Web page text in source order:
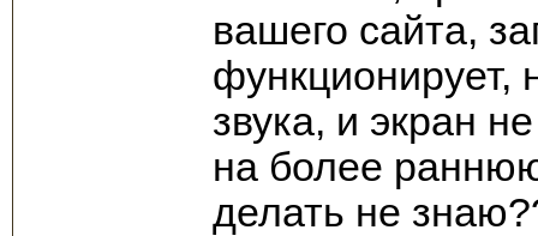
вашего сайта,
функционирует,
звука, и экран
на более
делать не